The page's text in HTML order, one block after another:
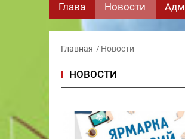
Глава Новости
Главная Новости
НОВОСТИ